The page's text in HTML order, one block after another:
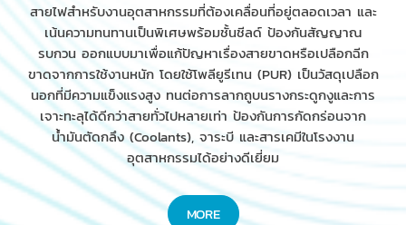
สายไฟสำหรับงานอุตสาหกรรมที่ต้องเคลื่อนที่อยู่ตลอดเวลา และ
เน้นความทนทานเป็นพิเศษพร้อมชั้นชีลด์ ป้องกันสัญญาณ
รบกวน ออกแบบมาเพื่อแก้ปัญหาเรื่องสายขาดหรือเปลือกฉีก
ขาดจากการใช้งานหนัก โดยใช้โพลียูรีเทน (PUR) เป็นวัสดุเปลือก
นอกที่มีความแข็งแรงสูง ทนต่อการลากถูบนรางกระดูกงูและการ
เจาะทะลุได้ดีกว่าสายทั่วไปหลายเท่า ป้องกันการกัดกร่อนจาก
น้ำมันตัดกลึง (Coolants), จาระบี และสารเคมีในโรงงาน
อุตสาหกรรมได้อย่างดีเยี่ยม
MORE